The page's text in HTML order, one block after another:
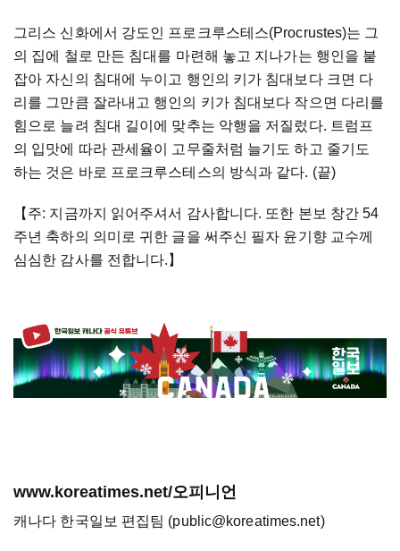
그리스 신화에서 강도인 프로크루스테스(Procrustes)는 그
의 집에 철로 만든 침대를 마련해 놓고 지나가는 행인을 붙
잡아 자신의 침대에 누이고 행인의 키가 침대보다 크면 다
리를 그만큼 잘라내고 행인의 키가 침대보다 작으면 다리를
힘으로 늘려 침대 길이에 맞추는 악행을 저질렀다. 트럼프
의 입맛에 따라 관세율이 고무줄처럼 늘기도 하고 줄기도
하는 것은 바로 프로크루스테스의 방식과 같다. (끝)
【 주: 지금까지 읽어주셔서 감사합니다. 또한 본보 창간 54
주년 축하의 의미로 귀한 글을 써주신 필자 윤기향 교수께
심심한 감사를 전합니다. 】
www.koreatimes.net/오피니언
캐나다 한국일보 편집팀 (public@koreatimes.net)